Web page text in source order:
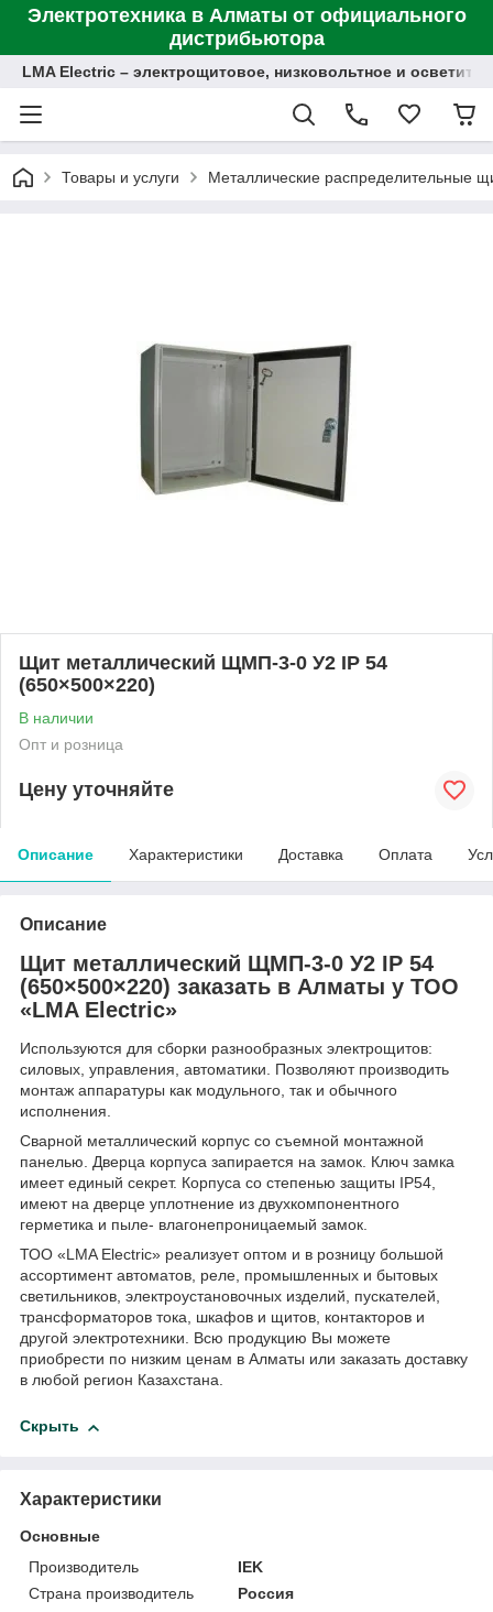
Электротехника в Алматы от официального
дистрибьютора
LMA Electric – электрощитовое, низковольтное и
Товары и услуги Металлические распределительные
Щит металлический ЩМП-3-0 У2 IP 54
(650×500×220)
В наличии
Опт и розница
Цену уточняйте
Описание Характеристики Доставка Оплата
Описание
Щит металлический ЩМП-3-0 У2 IP 54
(650×500×220) заказать в Алматы у ТОО
«LMA Electric»
Используются для сборки разнообразных электрощитов:
силовых, управления, автоматики. Позволяют производить
монтаж аппаратуры как модульного, так и обычного
исполнения.
Сварной металлический корпус со съемной монтажной
панелью. Дверца корпуса запирается на замок. Ключ замка
имеет единый секрет. Корпуса со степенью защиты IP54,
имеют на дверце уплотнение из двухкомпонентного
герметика и пыле- влагонепроницаемый замок.
ТОО «LMA Electric» реализует оптом и в розницу большой
ассортимент автоматов, реле, промышленных и бытовых
светильников, электроустановочных изделий, пускателей,
трансформаторов тока, шкафов и щитов, контакторов и
другой электротехники. Всю продукцию Вы можете
приобрести по низким ценам в Алматы или заказать доставку
в любой регион Казахстана.
Скрыть
Характеристики
Основные
Производитель
IEK
Страна производитель
Россия